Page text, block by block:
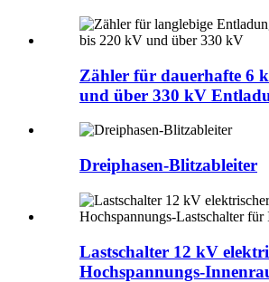
Zähler für dauerhafte 6
und über 330 kV
Dreiphasen-Blitzableiter
Lastschalter 12 kV
Hochspannungs-